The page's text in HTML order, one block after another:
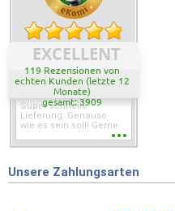
EXCELLENT
119 Rezensionen von
echten Kunden (letzte 12
Monate)
gesamt: 3909
Super schnelle
Lieferung. Genauso
wie es sein soll! Gerne
wieder wenn ich was
Unsere Zahlungsarten